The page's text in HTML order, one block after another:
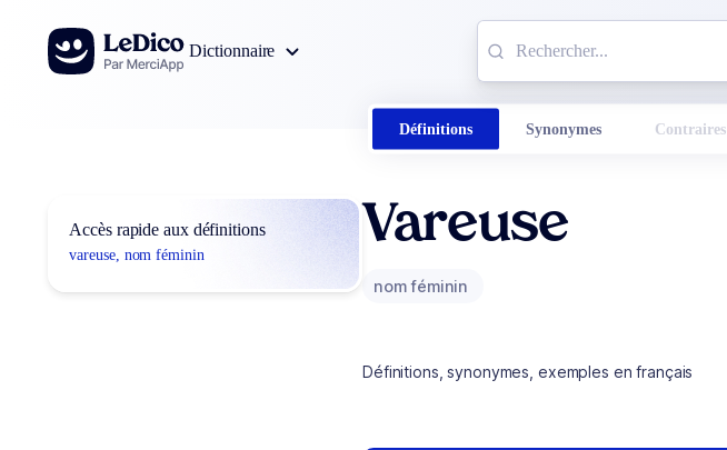
Aller au contenu
Dictionnaire
Définitions Synonymes Contraires
Accès rapide aux définitions
vareuse, nom féminin
Vareuse
nom féminin
Définitions, synonymes, exemples en français